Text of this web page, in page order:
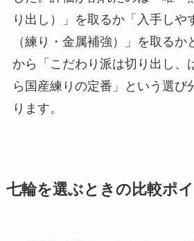
り出し）」を取るか「入手しや
（練り・金属補強）」を取るか
から「こだわり派は切り出し、
ら国産練りの定番」という選び
ります。
七輪を選ぶときの比較ポ